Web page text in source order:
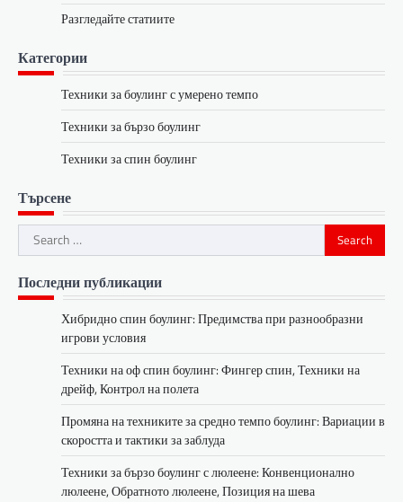
Разгледайте статиите
Категории
Техники за боулинг с умерено темпо
Техники за бързо боулинг
Техники за спин боулинг
Търсене
Search
for:
Последни публикации
Хибридно спин боулинг: Предимства при разнообразни
игрови условия
Техники на оф спин боулинг: Фингер спин, Техники на
дрейф, Контрол на полета
Промяна на техниките за средно темпо боулинг: Вариации в
скоростта и тактики за заблуда
Техники за бързо боулинг с люлеене: Конвенционално
люлеене, Обратното люлеене, Позиция на шева